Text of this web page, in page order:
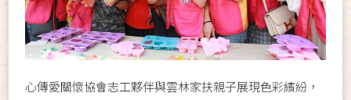
心傳愛關懷協會志工夥伴與雲林家扶親子展現色彩繽紛，